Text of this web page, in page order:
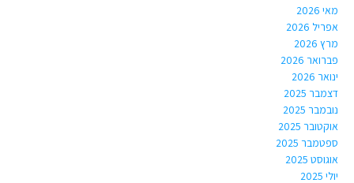
מאי 2026
אפריל 2026
מרץ 2026
פברואר 2026
ינואר 2026
דצמבר 2025
נובמבר 2025
אוקטובר 2025
ספטמבר 2025
אוגוסט 2025
יולי 2025